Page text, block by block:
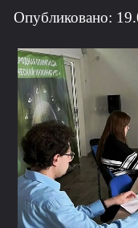
Опубликовано: